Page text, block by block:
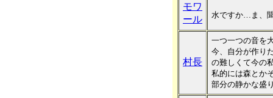
モワ
ール
水ですか…ま、
村長
一つ一つの音を
今、自分が作り
の難しくて今の
私的には森とか
部分の静かな盛